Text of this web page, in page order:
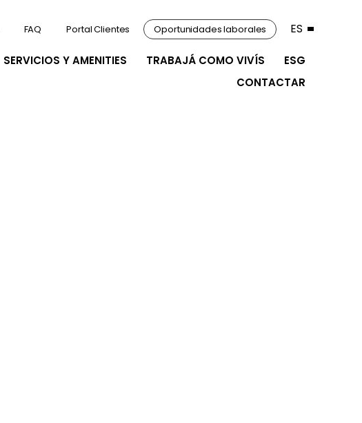
SERVICIOS Y AMENITIES TRABAJÁ COMO VIVÍS
ESG
CONTACTAR
FAQ Portal Clientes Oportunidades laborales ES